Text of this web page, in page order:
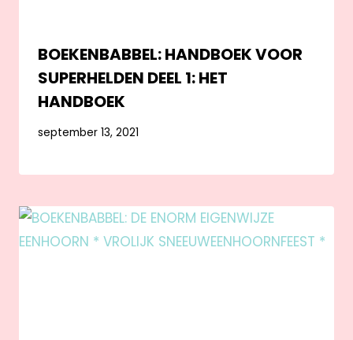
BOEKENBABBEL: HANDBOEK VOOR
SUPERHELDEN DEEL 1: HET
HANDBOEK
september 13, 2021